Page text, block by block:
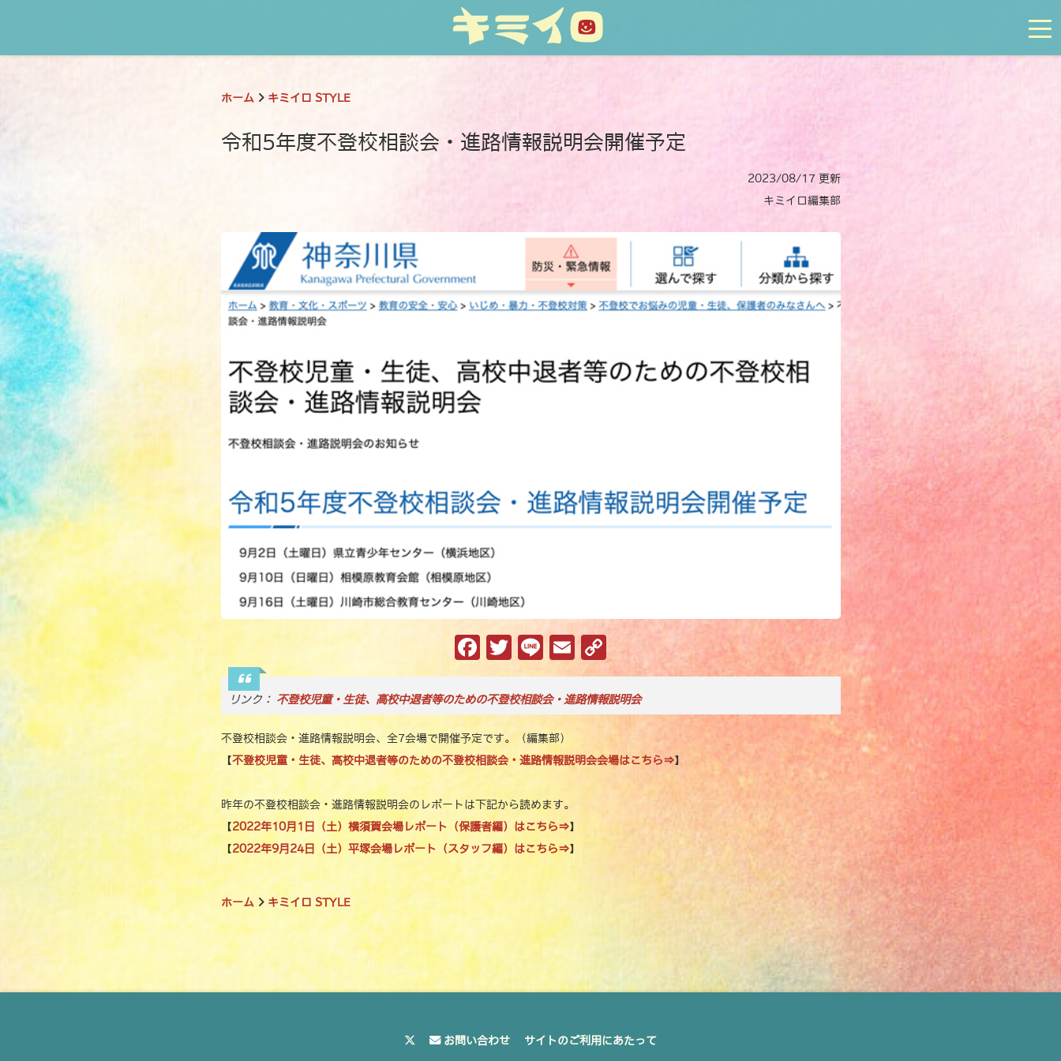
ホーム キミイロ STYLE
令和5年度不登校相談会・進路情報説明会開催予定
2023/08/17 更新
キミイロ編集部
F
a
c
e
b
o
o
k
T
w
it
te
r
Li
n
e
E
m
ai
l
o
p
y
Li
n
リンク： 不登校児童・生徒、高校中退者等のための不登校相談会・進路情報説明会
不登校相談会・進路情報説明会、全7会場で開催予定です。（編集部）
【不登校児童・生徒、高校中退者等のための不登校相談会・進路情報説明会会場はこちら⇒】
昨年の不登校相談会・進路情報説明会のレポートは下記から読めます。
【 2022年10月1日（土）横須賀会場レポート（保護者編）はこちら⇒】
【 2022年9月24日（土）平塚会場レポート（スタッフ編）はこちら⇒】
ホーム キミイロ STYLE
お問い合わせ サイトのご利用にあたって